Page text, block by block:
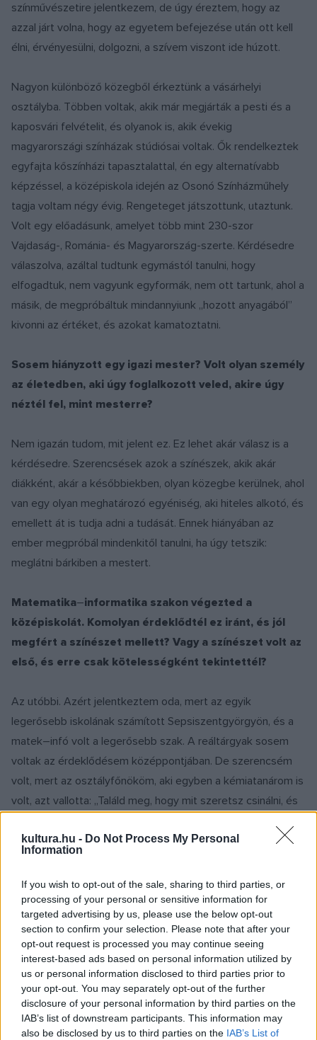
kultura.hu - Do Not Process My Personal
Information
If you wish to opt-out of the sale, sharing to third parties, or
processing of your personal or sensitive information for
targeted advertising by us, please use the below opt-out
section to confirm your selection. Please note that after your
opt-out request is processed you may continue seeing
interest-based ads based on personal information utilized by
us or personal information disclosed to third parties prior to
your opt-out. You may separately opt-out of the further
disclosure of your personal information by third parties on the
IAB’s list of downstream participants. This information may
also be disclosed by us to third parties on the IAB’s List of
színművészetire jelentkezem, de úgy éreztem, hogy az
azzal járt volna, hogy az egyetem befejezése után ott kell
élni, érvényesülni, dolgozni, a szívem viszont ide húzott.
Nagyon különböző közegből érkeztünk a vásárhelyi
osztályba. Többen voltak, akik már megjárták a pesti és a
kaposvári felvételit, és olyanok is, akik évekig
magyarországi színházak stúdiósai voltak. Ők rendelkeztek
egyfajta kőszínházi tapasztalattal, én egy alternatívabb
képzéssel, a középiskola idején az Osonó Színházműhely
tagja voltam négy évig. Rengeteget játszottunk, utaztunk.
Volt egy előadásunk, amelyet több mint 230-szor
Vajdaság-, Románia- és Magyarország-szerte. Kérdésedre
válaszolva, azáltal tudtunk egymástól tanulni, hogy
elfogadtuk, nem vagyunk egyformák, nem ott tartunk, ahol a
másik, de megpróbáltuk mindannyiunk „hozott anyagából”
kivonni az értéket, és azokat kamatoztatni.
Sosem hiányzott egy igazi mester? Volt olyan személy
az életedben, aki úgy foglalkozott veled, akire úgy
néztél fel, mint mesterre?
Nem igazán tudom, mit jelent ez. Ez lehet akár válasz is a
kérdésedre. Szerencsések azok a színészek, akik akár
diákként, akár a későbbiekben, olyan közegbe kerülnek, ahol
van egy olyan meghatározó egyéniség, aki hiteles alkotó, és
emellett át is tudja adni a tudását. Ennek hiányában az
ember megpróbál mindenkitől tanulni, ha úgy tetszik:
meglátni bárkiben a mestert.
Matematika–informatika szakon végezted a
középiskolát. Komolyan érdeklődtél ez iránt, és jól
megfért a színészet mellett? Vagy a színészet volt az
első, és erre csak kötelességként tekintettél?
Az utóbbi. Azért jelentkeztem oda, mert az egyik
legerősebb iskolának számított Sepsiszentgyörgyön, és a
matek–infó volt a legerősebb szak. A reáltárgyak sosem
voltak az érdeklődésem középpontjában. De szerencsém
volt, mert az osztályfőnököm, aki egyben a kémiatanárom is
volt, azt vallotta: „Találd meg, hogy mit szeretsz csinálni, és
matekzsenik legyünk, ami nagy szabadságot adott. Azt is
hétig turnéztunk, amire szó nélkül elengedtek. Pont
mostanában realizálódott számomra ez, a férjem meg is
kérdezte: „Hogyhogy elengedett az iskola? És hogyhogy
elengedtek a szüleid?”
A Figura Stúdió Színház Boldogtalanok című
darabjával szintén végigturnéztátok a nyarat. Többek
között a kisvárdai fesztiválon is jártatok, ahol az